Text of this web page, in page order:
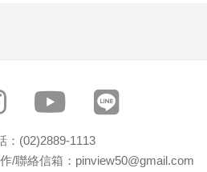
：(02)2889-1113
/聯絡信箱：pinview50@gmail.com